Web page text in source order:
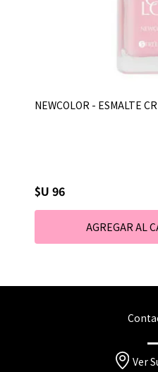
NEWCOLOR - ESMALTE
$U 96
Ver